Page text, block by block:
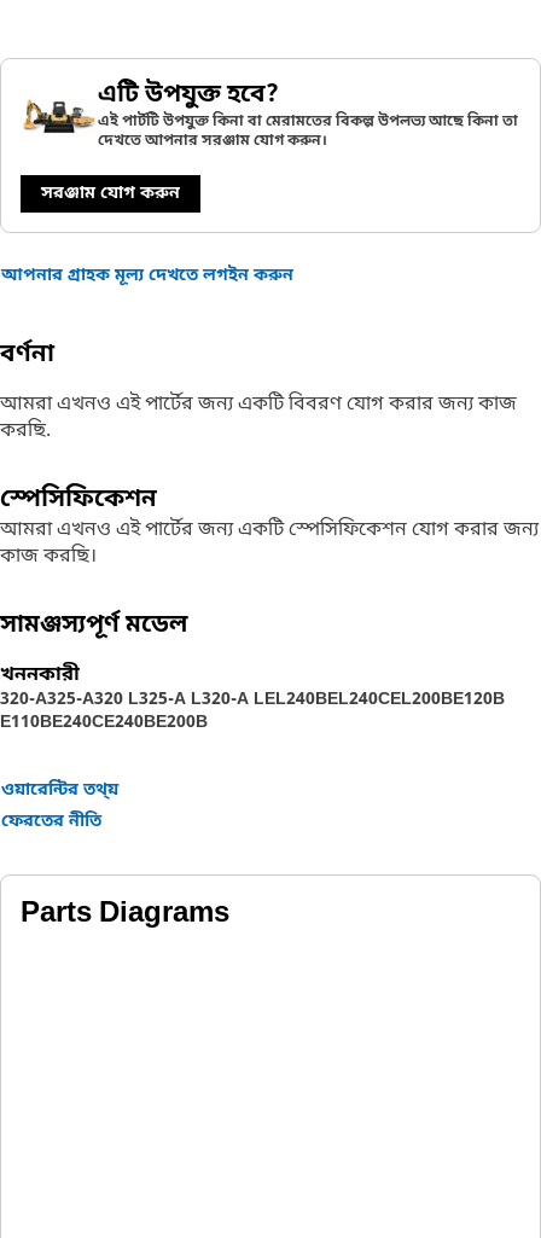
এটি উপযুক্ত হবে?
এই পার্টটি উপযুক্ত কিনা বা মেরামতের বিকল্প উপলভ্য আছে কিনা তা
দেখতে আপনার সরঞ্জাম যোগ করুন।
সরঞ্জাম যোগ করুন
আপনার গ্রাহক মূল্য দেখতে লগইন করুন
বর্ণনা
আমরা এখনও এই পার্টের জন্য একটি বিবরণ যোগ করার জন্য কাজ
করছি.
স্পেসিফিকেশন
আমরা এখনও এই পার্টের জন্য একটি স্পেসিফিকেশন যোগ করার জন্য
কাজ করছি।
সামঞ্জস্যপূর্ণ মডেল
খননকারী
320-A325-A320 L325-A L320-A LEL240BEL240CEL200BE120B
E110BE240CE240BE200B
ওয়ারেন্টির তথ্য়
ফেরতের নীতি
Parts Diagrams